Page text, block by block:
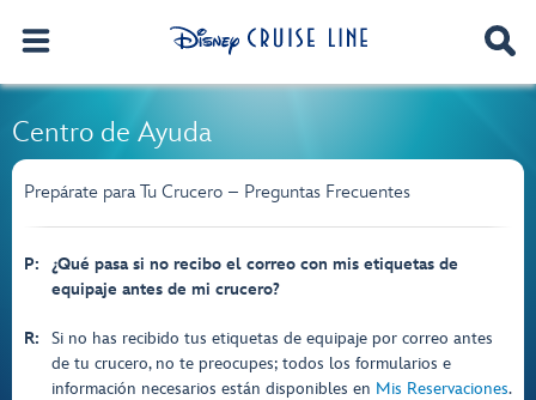
Centro de Ayuda
Prepárate para Tu Crucero – Preguntas Frecuentes
P:
¿Qué pasa si no recibo el correo con mis etiquetas de
equipaje antes de mi crucero?
R:
Si no has recibido tus etiquetas de equipaje por correo antes
de tu crucero, no te preocupes; todos los formularios e
información necesarios están disponibles en Mis Reservaciones.